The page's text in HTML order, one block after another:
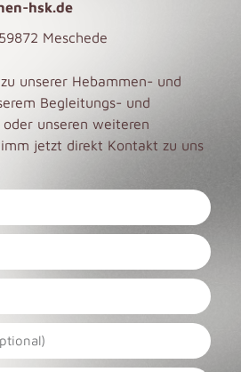
hsk.de
Meschede
unserer Hebammen- und
Begleitungs- und
unseren weiteren
jetzt direkt Kontakt zu uns